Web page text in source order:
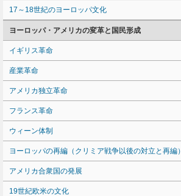
17～18世紀のヨーロッパ文化
ヨーロッパ・アメリカの変革と国民形成
イギリス革命
産業革命
アメリカ独立革命
フランス革命
ウィーン体制
ヨーロッパの再編（クリミア戦争以後の対立と再編）
アメリカ合衆国の発展
19世紀欧米の文化